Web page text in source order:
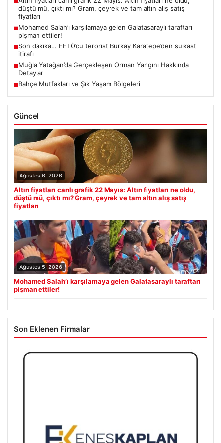
■
düştü mü, çıktı mı? Gram, çeyrek ve tam altın alış satış
fiyatları
■Mohamed Salah’ı karşılamaya gelen Galatasaraylı taraftarı
pişman ettiler!
■Son dakika… FETÖ’cü terörist Burkay Karatepe’den suikast
itirafı
■Muğla Yatağan’da Gerçekleşen Orman Yangını Hakkında
Detaylar
■Bahçe Mutfakları ve Şık Yaşam Bölgeleri
Güncel
Ağustos 6, 2026
Altın fiyatları canlı grafik 22 Mayıs: Altın fiyatları ne oldu,
düştü mü, çıktı mı? Gram, çeyrek ve tam altın alış satış
fiyatları
Ağustos 5, 2026
Mohamed Salah’ı karşılamaya gelen Galatasaraylı taraftarı
pişman ettiler!
Son Eklenen Firmalar